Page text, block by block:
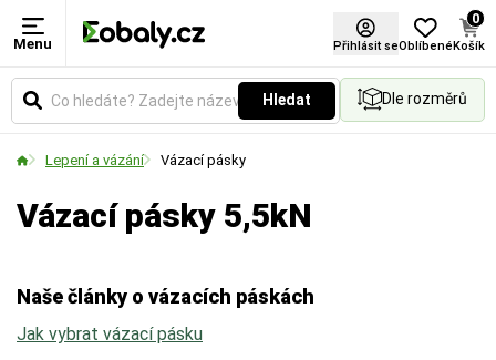
Menu Přihlásit seOblíbené
0
Košík
Hledat Dle rozměrů
Lepení a vázání Vázací pásky
Vázací pásky 5,5kN
Naše články o vázacích páskách
Jak vybrat vázací pásku
Materiál
Zvolte typ materiálu podle požadované pevnosti,
Šířka (mm)
Udává šířku pásky nebo materiálu v milimetrech.
spoje a velikosti balených předmětů.
Tloušťka materiálu (mm)
Udává sílu fólie v mikronech. Vyšší hodnota